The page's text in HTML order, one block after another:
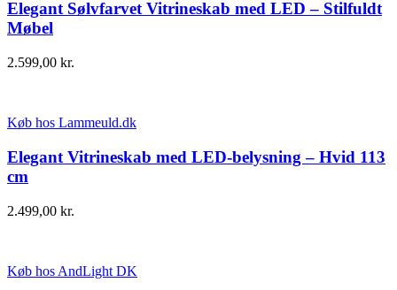
Elegant Sølvfarvet Vitrineskab med LED – Stilfuldt
Møbel
2.599,00 kr.
Køb hos Lammeuld.dk
Elegant Vitrineskab med LED-belysning – Hvid 113
cm
2.499,00 kr.
Køb hos AndLight DK